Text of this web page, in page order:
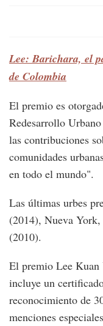
Lee: Barichara, el
de Colombia
El premio es
Redesarrollo
las contribuciones
comunidades
en todo el mundo".
Las últimas urbes
(2014), Nueva
(2010).
El premio Lee
incluye un
reconocimiento de
menciones